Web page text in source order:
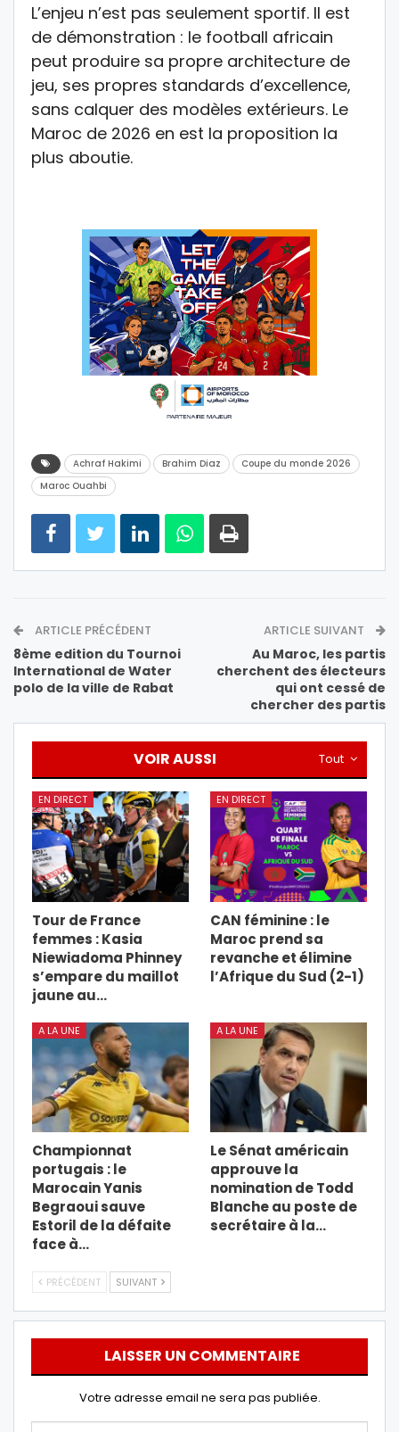
L’enjeu n’est pas seulement sportif. Il est
de démonstration : le football africain
peut produire sa propre architecture de
jeu, ses propres standards d’excellence,
sans calquer des modèles extérieurs. Le
Maroc de 2026 en est la proposition la
plus aboutie.
Achraf Hakimi Brahim Diaz
Coupe du monde 2026
Maroc Ouahbi
ARTICLE PRÉCÉDENT
8ème edition du Tournoi
International de Water
polo de la ville de Rabat
ARTICLE SUIVANT
Au Maroc, les partis
cherchent des électeurs
qui ont cessé de
chercher des partis
Tout
VOIR AUSSI
EN DIRECT
Tour de France
femmes : Kasia
Niewiadoma Phinney
s’empare du maillot
jaune au…
EN DIRECT
CAN féminine : le
Maroc prend sa
revanche et élimine
l’Afrique du Sud (2-1)
A LA UNE
Championnat
portugais : le
Marocain Yanis
Begraoui sauve
Estoril de la défaite
face à…
A LA UNE
Le Sénat américain
approuve la
nomination de Todd
Blanche au poste de
secrétaire à la…
PRÉCÉDENT SUIVANT
LAISSER UN COMMENTAIRE
Votre adresse email ne sera pas publiée.